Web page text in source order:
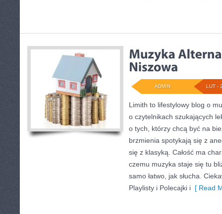
LUT -
ADMIN
Limith to lifestylowy blog o
o czytelnikach szukających
o tych, którzy chcą być na
brzmienia spotykają się z
się z klasyką. Całość ma
czemu muzyka staje się tu
samo łatwo, jak słucha.
Playlisty i Polecajki i [ Read